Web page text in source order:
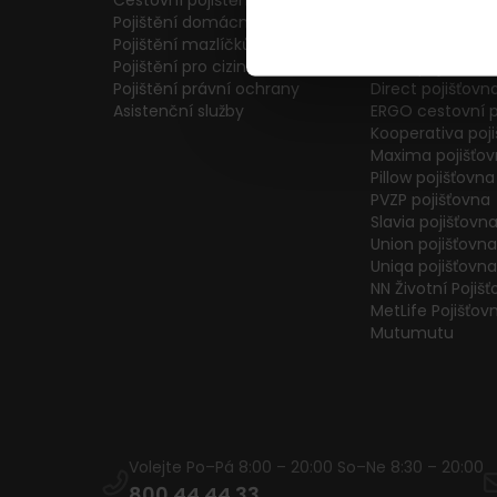
Pojištění domácnosti
Pojištění mazlíčků
Pojištění pro cizince
Pojištění právní ochrany
Asistenční služby
Direct
ERGO cestovní
Kooperativa
Maxima
Pillow pojišťovna
PVZP pojišťovna
Slavia pojišťovna
Union pojišťovna
Uniqa pojišťovna
NN Životní
MetLife
Mutumutu
Volejte Po–Pá 8:00 – 20:00 So–Ne 8:30 – 20:00